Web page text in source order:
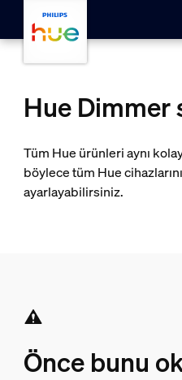
Hue Dimmer
Tüm Hue ürünleri aynı
böylece tüm Hue
ayarlayabilirsiniz.
Önce bunu